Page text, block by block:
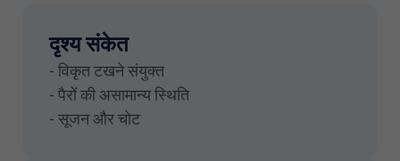
दृश्य संकेत
- विकृत टखने संयुक्त
- पैरों की असामान्य स्थिति
- सूजन और चोट